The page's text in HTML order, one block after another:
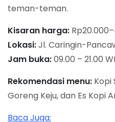
teman-teman.
Kisaran harga:
Lokasi:Jl. Caringin-
Jam buka:09.00 – 21.00
Rekomendasi menu: Kopi
Goreng Keju, dan Es Kopi
Baca Juga: